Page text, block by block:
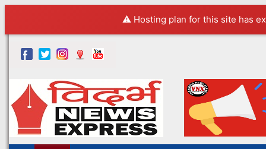
⚠️ Hosting plan for this site has